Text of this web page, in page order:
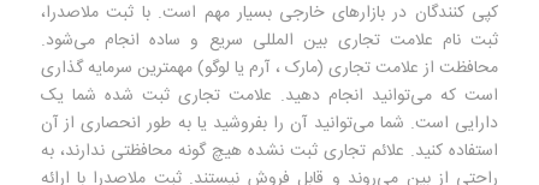
کپی کنندگان در بازارهای خارجی بسیار مهم است. با ثبت ملاصدرا،
ثبت نام علامت تجاری بین المللی سریع و ساده انجام می‌شود.
محافظت از علامت تجاری (مارک ، آرم یا لوگو) مهمترین سرمایه گذاری
است که می‌توانید انجام دهید. علامت تجاری ثبت شده شما یک
دارایی است. شما می‌توانید آن را بفروشید یا به طور انحصاری از آن
استفاده کنید. علائم تجاری ثبت نشده هیچ گونه محافظتی ندارند، به
راحتی از بین می‌روند و قابل فروش نیستند. ثبت ملاصدرا با ارائه